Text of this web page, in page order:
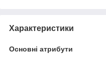
Характеристики
Основні атрибути